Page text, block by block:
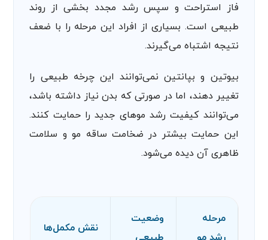
فاز استراحت و سپس رشد مجدد بخشی از روند
طبیعی است. بسیاری از افراد این مرحله را با ضعف
نتیجه اشتباه می‌گیرند.
بیوتین و بپانتین نمی‌توانند این چرخه طبیعی را
تغییر دهند، اما در صورتی که بدن نیاز داشته باشد،
می‌توانند کیفیت رشد موهای جدید را حمایت کنند.
این حمایت بیشتر در ضخامت ساقه مو و سلامت
ظاهری آن دیده می‌شود.
مرحله
رشد مو
وضعیت
طبیعی
نقش مکمل‌ها